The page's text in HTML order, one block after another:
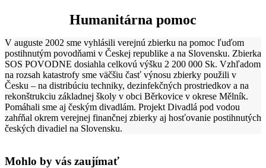
Humanitárna pomoc
V auguste 2002 sme vyhlásili verejnú zbierku na pomoc ľuďom
postihnutým povodňami v Českej republike a na Slovensku. Zbierka
SOS POVODNE dosiahla celkovú výšku 2 200 000 Sk. Vzhľadom
na rozsah katastrofy sme väčšiu časť výnosu zbierky použili v
Česku – na distribúciu techniky, dezinfekčných prostriedkov a na
rekonštrukciu základnej školy v obci Běrkovice v okrese Mělník.
Pomáhali sme aj českým divadlám. Projekt Divadlá pod vodou
zahŕňal okrem verejnej finančnej zbierky aj hosťovanie postihnutých
českých divadiel na Slovensku.
Mohlo by vás zaujímať